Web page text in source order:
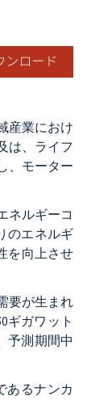
産業におけ
は、ライフ
、モーター
ネルギーコ
のエネルギ
を向上させ
要が生まれ
ギガワット
予測期間中
あるナンカ